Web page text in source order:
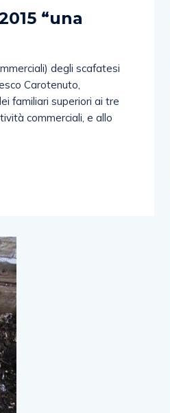
“una
degli scafatesi
Carotenuto,
familiari superiori ai tre
commerciali, e allo